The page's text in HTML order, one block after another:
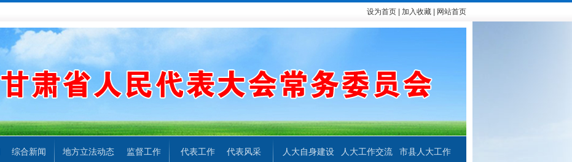
设为首页 加入收藏 网站首页
综合新闻
地方立法动态
监督工作
代表工作
代表风采
人大自身建设 人大工作交流
市县人大工作